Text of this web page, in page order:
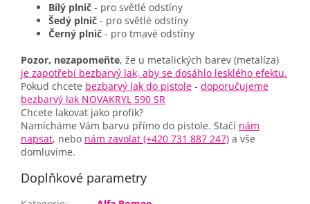
Bílý plnič - pro světlé odstíny
Šedý plnič - pro světlé odstíny
Černý plnič - pro tmavé odstíny
Pozor, nezapomeňte, že u metalických barev (metalíza)
je zapotřebí bezbarvý lak, aby se dosáhlo lesklého efektu.
Pokud chcete bezbarvý lak do pistole - doporučujeme
bezbarvý lak NOVAKRYL 590 SR
Chcete lakovat jako profík?
Namícháme Vám barvu přímo do pistole. Stačí nám
napsat, nebo nám zavolat (+420 731 887 247) a vše
domluvíme.
Doplňkové parametry